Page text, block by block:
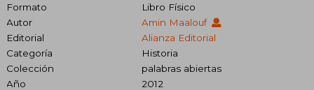
Formato
Libro Físico
Autor
Amin Maalouf
Editorial
Alianza Editorial
Categoría
Historia
Colección
palabras abiertas
Año
2012